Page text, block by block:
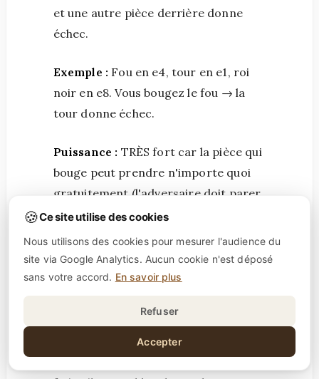
et une autre pièce derrière donne
échec.
Exemple : Fou en e4, tour en e1, roi
noir en e8. Vous bougez le fou → la
tour donne échec.
Puissance : TRÈS fort car la pièce qui
bouge peut prendre n'importe quoi
gratuitement (l'adversaire doit parer
l'échec).
5. Le mat du couloir (back rank mate)
Définition :Mat avec tour/dame sur
bloqué par ses propres pions.
Exemple :Roi noir en g8, pions en
🍪Ce site utilise des cookies
Nous utilisons des cookies pour mesurer l'audience du
site via Google Analytics. Aucun cookie n'est déposé
sans votre accord. En savoir plus
Refuser
Accepter